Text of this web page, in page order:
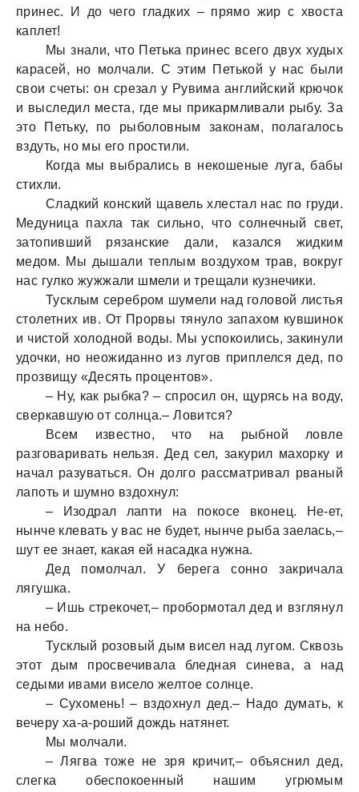
принес. И до чего гладких – прямо жир с хвоста
каплет!
Мы знали, что Петька принес всего двух худых
карасей, но молчали. С этим Петькой у нас были
свои счеты: он срезал у Рувима английский крючок
и выследил места, где мы прикармливали рыбу. За
это Петьку, по рыболовным законам, полагалось
вздуть, но мы его простили.
Когда мы выбрались в некошеные луга, бабы
стихли.
Сладкий конский щавель хлестал нас по груди.
Медуница пахла так сильно, что солнечный свет,
затопивший рязанские дали, казался жидким
медом. Мы дышали теплым воздухом трав, вокруг
нас гулко жужжали шмели и трещали кузнечики.
Тусклым серебром шумели над головой листья
столетних ив. От Прорвы тянуло запахом кувшинок
и чистой холодной воды. Мы успокоились, закинули
удочки, но неожиданно из лугов приплелся дед, по
прозвищу «Десять процентов».
– Ну, как рыбка? – спросил он, щурясь на воду,
сверкавшую от солнца.– Ловится?
Всем известно, что на рыбной ловле
разговаривать нельзя. Дед сел, закурил махорку и
начал разуваться. Он долго рассматривал рваный
лапоть и шумно вздохнул:
– Изодрал лапти на покосе вконец. Не-ет,
нынче клевать у вас не будет, нынче рыба заелась,–
шут ее знает, какая ей насадка нужна.
Дед помолчал. У берега сонно закричала
лягушка.
– Ишь стрекочет,– пробормотал дед и взглянул
на небо.
Тусклый розовый дым висел над лугом. Сквозь
этот дым просвечивала бледная синева, а над
седыми ивами висело желтое солнце.
– Сухомень! – вздохнул дед.– Надо думать, к
вечеру ха-а-роший дождь натянет.
Мы молчали.
– Лягва тоже не зря кричит,– объяснил дед,
слегка обеспокоенный нашим угрюмым